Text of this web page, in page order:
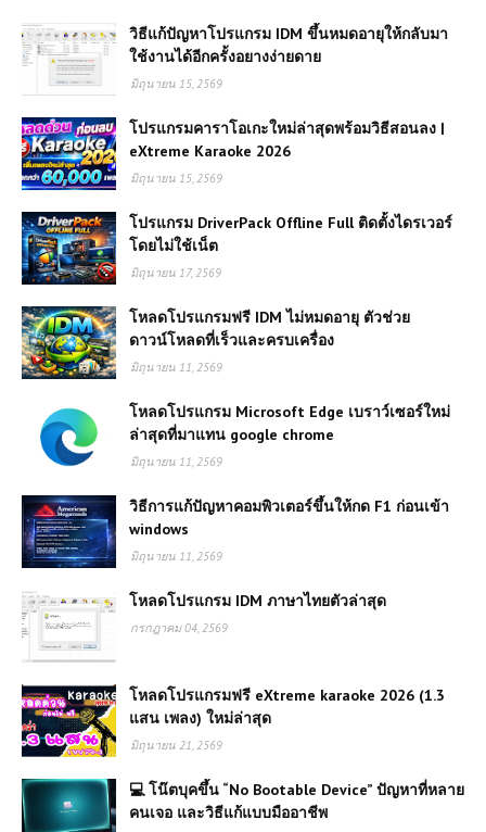
วิธีแก้ปัญหาโปรแกรม IDM ขึ้นหมดอายุให้กลับมา
ใช้งานได้อีกครั้งอยางง่ายดาย
มิถุนายน 15, 2569
โปรแกรมคาราโอเกะใหม่ล่าสุดพร้อมวิธีสอนลง |
eXtreme Karaoke 2026
มิถุนายน 15, 2569
โปรแกรม DriverPack Offline Full ติดตั้งไดรเวอร์
โดยไม่ใช้เน็ต
มิถุนายน 17, 2569
โหลดโปรแกรมฟรี IDM ไม่หมดอายุ ตัวช่วย
ดาวน์โหลดที่เร็วและครบเครื่อง
มิถุนายน 11, 2569
โหลดโปรแกรม Microsoft Edge เบราว์เซอร์ใหม่
ล่าสุดที่มาแทน google chrome
มิถุนายน 11, 2569
วิธีการแก้ปัญหาคอมพิวเตอร์ขึ้นให้กด F1 ก่อนเข้า
windows
มิถุนายน 11, 2569
โหลดโปรแกรม IDM ภาษาไทยตัวล่าสุด
กรกฎาคม 04, 2569
โหลดโปรแกรมฟรี eXtreme karaoke 2026 (1.3
แสน เพลง) ใหม่ล่าสุด
มิถุนายน 21, 2569
💻 โน๊ตบุคขึ้น “No Bootable Device” ปัญหาที่หลาย
คนเจอ และวิธีแก้แบบมืออาชีพ